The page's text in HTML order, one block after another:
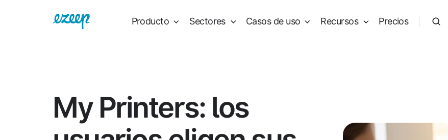
Producto Sectores Casos de uso Recursos Precios
My Printers: los